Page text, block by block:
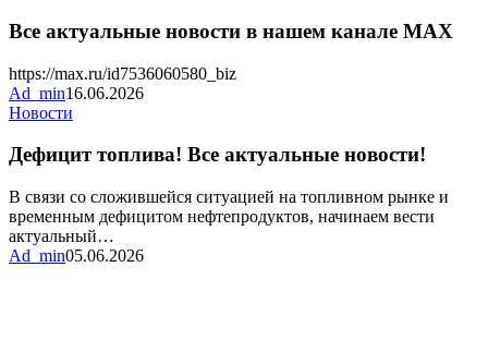
новости
в
нашем
канале
MAX
Все актуальные новости в нашем канале MAX
https://max.ru/id7536060580_biz
Ad_min16.06.2026
Новости
Все
новости!
Дефицит топлива! Все актуальные новости!
В связи со сложившейся ситуацией на топливном рынке и
временным дефицитом нефтепродуктов, начинаем вести
актуальный…
Ad_min05.06.2026